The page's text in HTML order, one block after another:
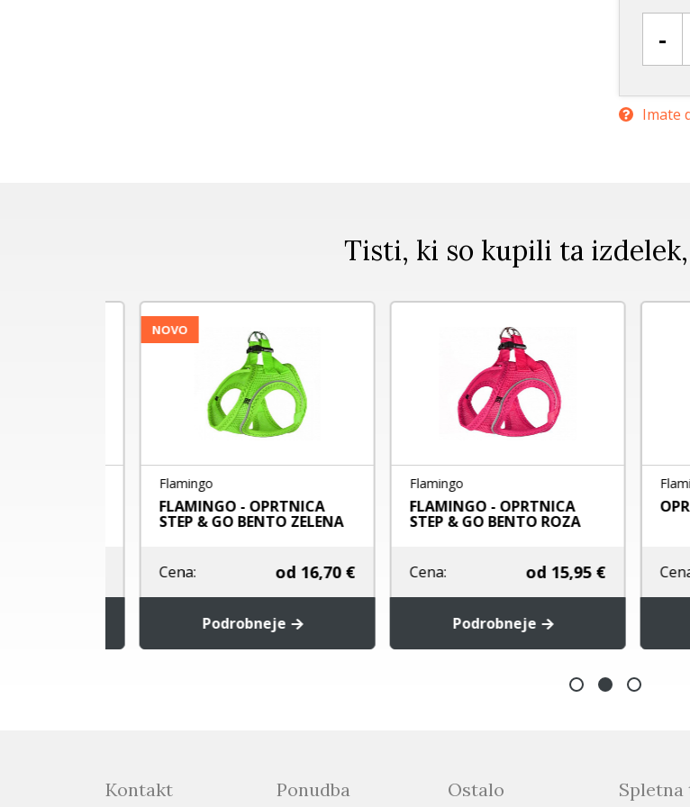
-
Imate
Tisti, ki so kupili ta
NOVO
Flamingo
FLAMINGO - OPRTNICA
STEP & GO BENTO ZELENA
Cena: 16,70 €
Podrobneje
Flamingo
FLAMINGO - OPRTNICA
STEP & GO BENTO ROZA
Cena: 15,95 €
Podrobneje
Flamingo
Cena:
Kontakt Ponudba Ostalo